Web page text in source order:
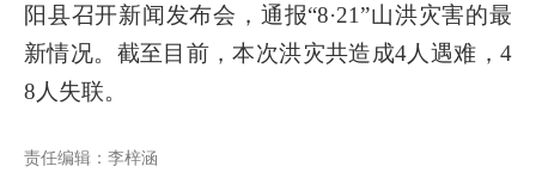
阳县召开新闻发布会，通报“8·21”山洪灾害的最
新情况。截至目前，本次洪灾共造成4人遇难，4
8人失联。
责任编辑：李梓涵